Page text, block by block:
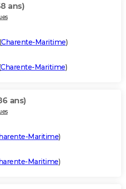
ans)
(Charente-Maritime)
Charente-Maritime)
ans)
Maritime)
Maritime)